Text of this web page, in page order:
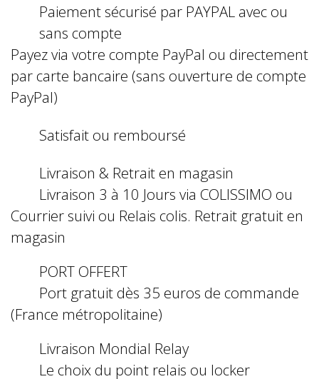
Paiement sécurisé par PAYPAL avec ou
sans compte
Payez via votre compte PayPal ou directement
par carte bancaire (sans ouverture de compte
PayPal)
Satisfait ou remboursé
Livraison & Retrait en magasin
Livraison 3 à 10 Jours via COLISSIMO ou
Courrier suivi ou Relais colis. Retrait gratuit en
magasin
PORT OFFERT
Port gratuit dès 35 euros de commande
(France métropolitaine)
Livraison Mondial Relay
Le choix du point relais ou locker